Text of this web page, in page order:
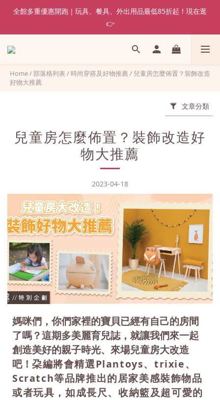
全館多重優惠開跑｜玩具、餐具、外出用品最低85折起！現在逛
👉
Home/部落格列表 /時尚穿搭及好物推薦 / 兒童房怎麼佈置？裝飾改造
好物大推薦
文章分類
兒童房怎麼佈置？裝飾改造好
物大推薦
2023-04-18
媽咪們，你們家裡的寶貝已經有自己的房間
了嗎？這期多美麗育兒誌，就讓我們來一起
創造美好的親子時光、來場兒童房大改造
吧！ 朶編將會精選Plantoys、trixie、
Scratch等品牌推出的居家美感裝飾物品
或者玩具，如成長尺、收納籃及超可愛的